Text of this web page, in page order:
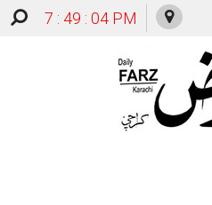
7 : 49 : 05 PM